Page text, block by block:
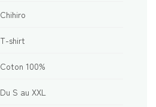
Chihiro
T-shirt
Coton 100%
Du S au XXL